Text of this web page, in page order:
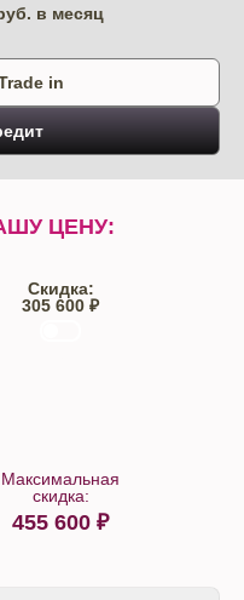
в месяц
in
ЦЕНУ:
Скидка:
305 600 ₽
Максимальная
скидка:
455 600 ₽